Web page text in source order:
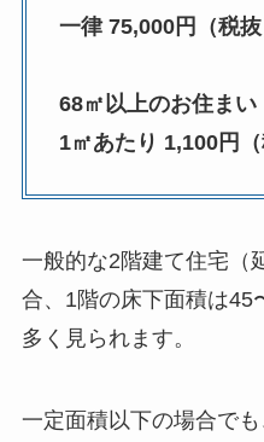
一律 75,000円（税
68㎡以上のお住まい
1㎡あたり 1,100円
一般的な2階建て住宅（
合、1階の床下面積は45
多く見られます。
一定面積以下の場合で